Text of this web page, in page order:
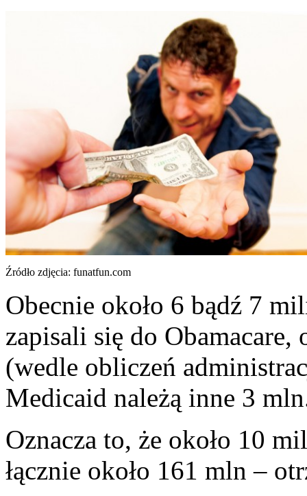
Źródło zdjęcia: funatfun.com
Obecnie około 6 bądź 7
zapisali się do
(wedle obliczeń
Medicaid należą inne 3
Oznacza to, że około 10
łącznie około 161 mln –